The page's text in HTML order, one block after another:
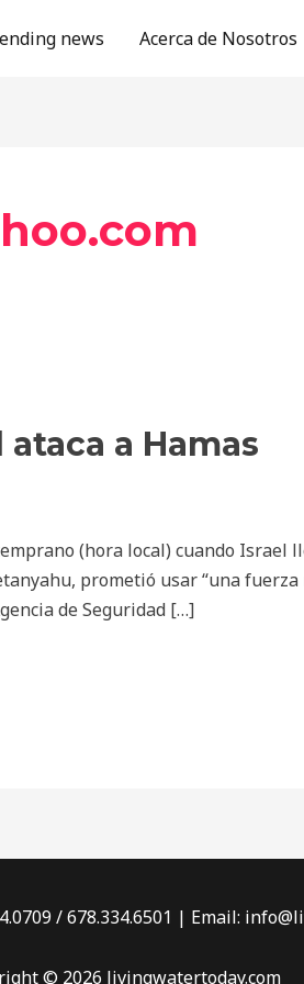
news Acerca de Nosotros
a Hamas
(hora local) cuando Israel
prometió usar “una
de Seguridad […]
/ 678.334.6501 | Email:
© 2026 livingwatertoday.com